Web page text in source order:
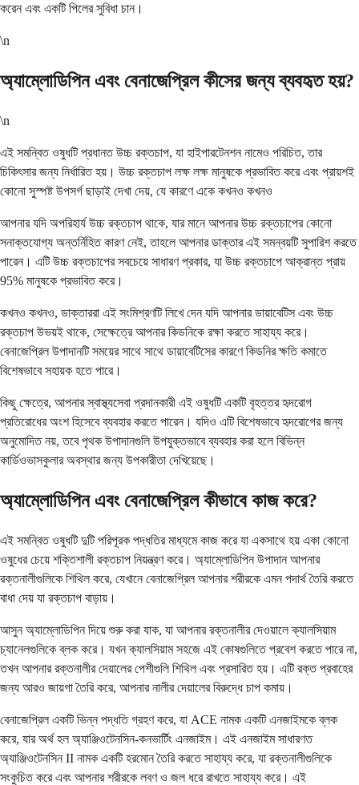
করেন এবং একটি পিলের সুবিধা চান।
\n
অ্যাম্লোডিপিন এবং বেনাজেপ্রিল কীসের জন্য ব্যবহৃত হয়?
\n
এই সমন্বিত ওষুধটি প্রধানত উচ্চ রক্তচাপ, যা হাইপারটেনশন নামেও পরিচিত, তার
চিকিৎসার জন্য নির্ধারিত হয়। উচ্চ রক্তচাপ লক্ষ লক্ষ মানুষকে প্রভাবিত করে এবং প্রায়শই
কোনো সুস্পষ্ট উপসর্গ ছাড়াই দেখা দেয়, যে কারণে একে কখনও কখনও
আপনার যদি অপরিহার্য উচ্চ রক্তচাপ থাকে, যার মানে আপনার উচ্চ রক্তচাপের কোনো
সনাক্তযোগ্য অন্তর্নিহিত কারণ নেই, তাহলে আপনার ডাক্তার এই সমন্বয়টি সুপারিশ করতে
পারেন। এটি উচ্চ রক্তচাপের সবচেয়ে সাধারণ প্রকার, যা উচ্চ রক্তচাপে আক্রান্ত প্রায়
95% মানুষকে প্রভাবিত করে।
কখনও কখনও, ডাক্তাররা এই সংমিশ্রণটি লিখে দেন যদি আপনার ডায়াবেটিস এবং উচ্চ
রক্তচাপ উভয়ই থাকে, সেক্ষেত্রে আপনার কিডনিকে রক্ষা করতে সাহায্য করে।
বেনাজেপ্রিল উপাদানটি সময়ের সাথে সাথে ডায়াবেটিসের কারণে কিডনির ক্ষতি কমাতে
বিশেষভাবে সহায়ক হতে পারে।
কিছু ক্ষেত্রে, আপনার স্বাস্থ্যসেবা প্রদানকারী এই ওষুধটি একটি বৃহত্তর হৃদরোগ
প্রতিরোধের অংশ হিসেবে ব্যবহার করতে পারেন। যদিও এটি বিশেষভাবে হৃদরোগের জন্য
অনুমোদিত নয়, তবে পৃথক উপাদানগুলি উপযুক্তভাবে ব্যবহার করা হলে বিভিন্ন
কার্ডিওভাসকুলার অবস্থার জন্য উপকারীতা দেখিয়েছে।
অ্যাম্লোডিপিন এবং বেনাজেপ্রিল কীভাবে কাজ করে?
এই সমন্বিত ওষুধটি দুটি পরিপূরক পদ্ধতির মাধ্যমে কাজ করে যা একসাথে হয় একা কোনো
ওষুধের চেয়ে শক্তিশালী রক্তচাপ নিয়ন্ত্রণ করে। অ্যাম্লোডিপিন উপাদান আপনার
রক্তনালীগুলিকে শিথিল করে, যেখানে বেনাজেপ্রিল আপনার শরীরকে এমন পদার্থ তৈরি করতে
বাধা দেয় যা রক্তচাপ বাড়ায়।
আসুন অ্যাম্লোডিপিন দিয়ে শুরু করা যাক, যা আপনার রক্তনালীর দেওয়ালে ক্যালসিয়াম
চ্যানেলগুলিকে ব্লক করে। যখন ক্যালসিয়াম সহজে এই কোষগুলিতে প্রবেশ করতে পারে না,
তখন আপনার রক্তনালীর দেয়ালের পেশীগুলি শিথিল এবং প্রসারিত হয়। এটি রক্ত ​​প্রবাহের
জন্য আরও জায়গা তৈরি করে, আপনার নালীর দেয়ালের বিরুদ্ধে চাপ কমায়।
বেনাজেপ্রিল একটি ভিন্ন পদ্ধতি গ্রহণ করে, যা ACE নামক একটি এনজাইমকে ব্লক
করে, যার অর্থ হল অ্যাঞ্জিওটেনসিন-কনভার্টিং এনজাইম। এই এনজাইম সাধারণত
অ্যাঞ্জিওটেনসিন II নামক একটি হরমোন তৈরি করতে সাহায্য করে, যা রক্তনালীগুলিকে
সংকুচিত করে এবং আপনার শরীরকে লবণ ও জল ধরে রাখতে সাহায্য করে। এই